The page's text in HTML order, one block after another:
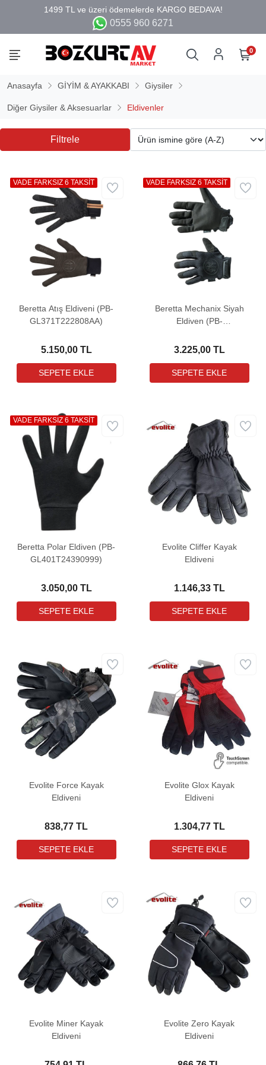
0555 960 6271
0
Anasayfa GİYİM & AYAKKABI Giysiler
Diğer Giysiler & Aksesuarlar Eldivenler
Filtrele
Beretta Atış Eldiveni (PB-
GL371T222808AA)
5.150,00 TL
VADE FARKSIZ 6 TAKSİT
Beretta Mechanix Siyah
Eldiven (PB-
3.225,00 TL
VADE FARKSIZ 6 TAKSİT
Beretta Polar Eldiven (PB-
GL401T24390999)
3.050,00 TL
VADE FARKSIZ 6 TAKSİT
Evolite Cliffer Kayak
Eldiveni
1.146,33 TL
Evolite Force Kayak
Eldiveni
838,77 TL
Evolite Glox Kayak
Eldiveni
1.304,77 TL
Evolite Miner Kayak
Eldiveni
Evolite Zero Kayak
Eldiveni